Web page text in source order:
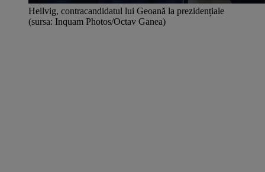
Hellvig, contracandidatul lui Geoană la prezidențiale
(sursa: Inquam Photos/Octav Ganea)